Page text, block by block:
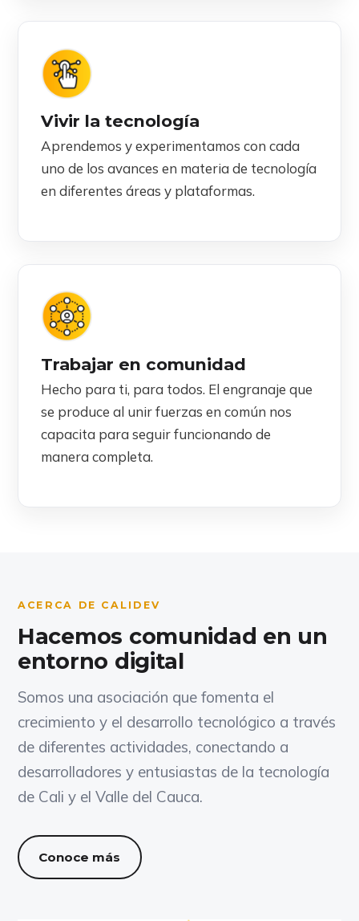
Vivir la tecnología
Aprendemos y experimentamos con cada
uno de los avances en materia de tecnología
en diferentes áreas y plataformas.
Trabajar en comunidad
Hecho para ti, para todos. El engranaje que
se produce al unir fuerzas en común nos
capacita para seguir funcionando de
manera completa.
ACERCA DE CALIDEV
Hacemos comunidad en un
entorno digital
Somos una asociación que fomenta el
crecimiento y el desarrollo tecnológico a través
de diferentes actividades, conectando a
desarrolladores y entusiastas de la tecnología
de Cali y el Valle del Cauca.
Conoce más